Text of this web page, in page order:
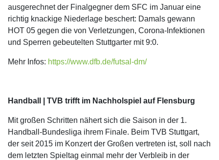
ausgerechnet der Finalgegner dem SFC im Januar eine
richtig knackige Niederlage beschert: Damals gewann
HOT 05 gegen die von Verletzungen, Corona-Infektionen
und Sperren gebeutelten Stuttgarter mit 9:0.
Mehr Infos: https://www.dfb.de/futsal-dm/
Handball | TVB trifft im Nachholspiel auf Flensburg
Mit großen Schritten nähert sich die Saison in der 1.
Handball-Bundesliga ihrem Finale. Beim TVB Stuttgart,
der seit 2015 im Konzert der Großen vertreten ist, soll nach
dem letzten Spieltag einmal mehr der Verbleib in der